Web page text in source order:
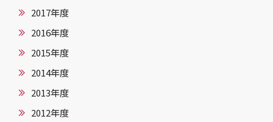
2017年度
2016年度
2015年度
2014年度
2013年度
2012年度